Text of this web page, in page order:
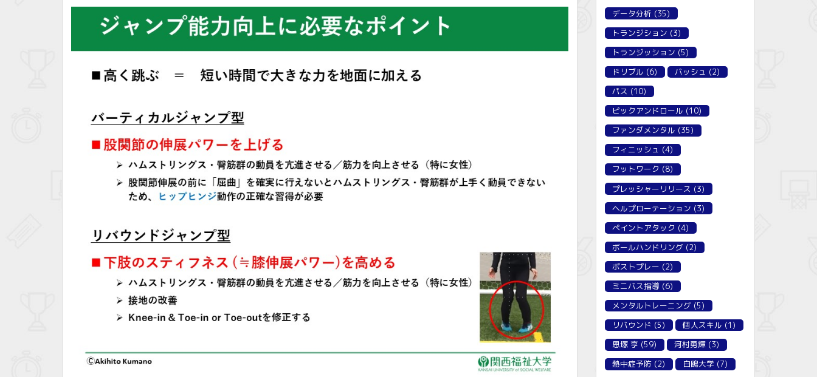
データ分析 (35)
トランジション (3)
トランジッション (5)
ドリブル (6) バッシュ (2)
パス (10)
ピックアンドロール (10)
ファンダメンタル (35)
フィニッシュ (4)
フットワーク (8)
プレッシャーリリース (3)
ヘルプローテーション (3)
ペイントアタック (4)
ボールハンドリング (2)
ポストプレー (2)
ミニバス指導 (6)
メンタルトレーニング (5)
リバウンド (5) 個人スキル (1)
恩塚 亨 (59) 河村勇輝 (3)
熱中症予防 (2) 白鴎大学 (7)